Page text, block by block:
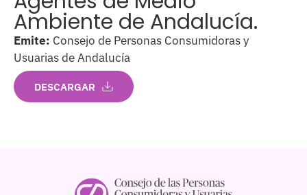
Ambiente de Andalucía.
Emite: Consejo de Personas Consumidoras y
Usuarias de Andalucía
DESCARGAR